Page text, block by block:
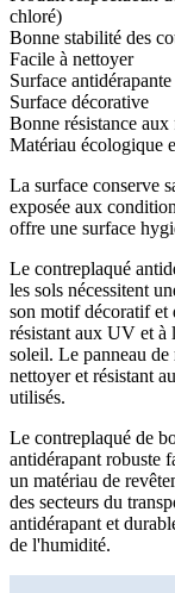
chloré)
Bonne stabilité des
Facile à nettoyer
Surface antidérapante
Surface décorative
Bonne résistance aux
Matériau écologique
La surface conserve
exposée aux
offre une surface
Le contreplaqué
les sols nécessitent
son motif décoratif et
résistant aux UV et à
soleil. Le panneau de
nettoyer et résistant
utilisés.
Le contreplaqué de
antidérapant robuste
un matériau de
des secteurs du
antidérapant et
de l'humidité.